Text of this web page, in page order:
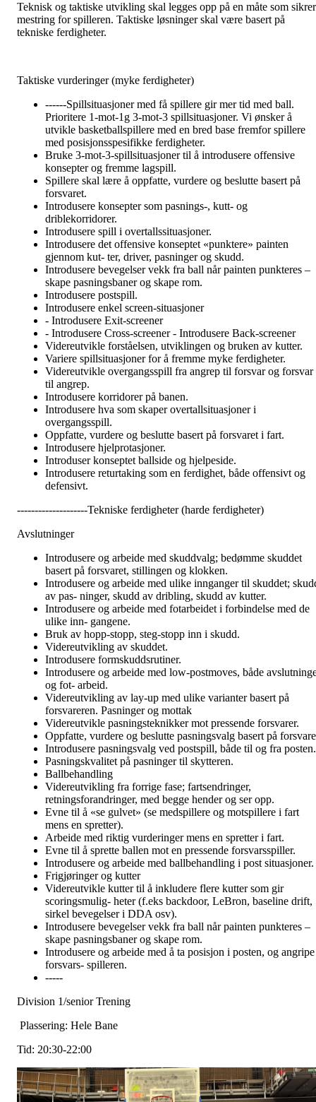
Teknisk og taktiske utvikling skal legges opp på en måte som sikrer
mestring for spilleren. Taktiske løsninger skal være basert på
tekniske ferdigheter.
Taktiske vurderinger (myke ferdigheter)
------Spillsituasjoner med få spillere gir mer tid med ball.
Prioritere 1-mot-1g 3-mot-3 spillsituasjoner. Vi ønsker å
utvikle basketballspillere med en bred base fremfor spillere
med posisjonsspesifikke ferdigheter.
Bruke 3-mot-3-spillsituasjoner til å introdusere offensive
konsepter og fremme lagspill.
Spillere skal lære å oppfatte, vurdere og beslutte basert på
forsvaret.
Introdusere konsepter som pasnings-, kutt- og
driblekorridorer.
Introdusere spill i overtallssituasjoner.
Introdusere det offensive konseptet «punktere» painten
gjennom kut- ter, driver, pasninger og skudd.
Introdusere bevegelser vekk fra ball når painten punkteres –
skape pasningsbaner og skape rom.
Introdusere postspill.
Introdusere enkel screen-situasjoner
- Introdusere Exit-screener
- Introdusere Cross-screener - Introdusere Back-screener
Videreutvikle forståelsen, utviklingen og bruken av kutter.
Variere spillsituasjoner for å fremme myke ferdigheter.
Videreutvikle overgangsspill fra angrep til forsvar og forsvar
til angrep.
Introdusere korridorer på banen.
Introdusere hva som skaper overtallsituasjoner i
overgangsspill.
Oppfatte, vurdere og beslutte basert på forsvaret i fart.
Introdusere hjelprotasjoner.
Introduser konseptet ballside og hjelpeside.
Introdusere returtaking som en ferdighet, både offensivt og
defensivt.
--------------------Tekniske ferdigheter (harde ferdigheter)
Avslutninger
Introdusere og arbeide med skuddvalg; bedømme skuddet
basert på forsvaret, stillingen og klokken.
Introdusere og arbeide med ulike innganger til skuddet;
av pas- ninger, skudd av dribling, skudd av kutter.
Introdusere og arbeide med fotarbeidet i forbindelse med de
ulike inn- gangene.
Bruk av hopp-stopp, steg-stopp inn i skudd.
Videreutvikling av skuddet.
Introdusere formskuddsrutiner.
Introdusere og arbeide med low-postmoves, både
og fot- arbeid.
Videreutvikling av lay-up med ulike varianter basert på
forsvareren. Pasninger og mottak
Videreutvikle pasningsteknikker mot pressende forsvarer.
Oppfatte, vurdere og beslutte pasningsvalg basert på
Introdusere pasningsvalg ved postspill, både til og fra posten.
Pasningskvalitet på pasninger til skytteren.
Ballbehandling
Videreutvikling fra forrige fase; fartsendringer,
retningsforandringer, med begge hender og ser opp.
Evne til å «se gulvet» (se medspillere og motspillere i fart
mens en spretter).
Arbeide med riktig vurderinger mens en spretter i fart.
Evne til å sprette ballen mot en pressende forsvarsspiller.
Introdusere og arbeide med ballbehandling i post situasjoner.
Frigjøringer og kutter
Videreutvikle kutter til å inkludere flere kutter som gir
scoringsmulig- heter (f.eks backdoor, LeBron, baseline drift,
sirkel bevegelser i DDA osv).
Introdusere bevegelser vekk fra ball når painten punkteres –
skape pasningsbaner og skape rom.
Introdusere og arbeide med å ta posisjon i posten, og angripe
forsvars- spilleren.
-----
Division 1/senior Trening
Plassering: Hele Bane
Tid: 20:30-22:00